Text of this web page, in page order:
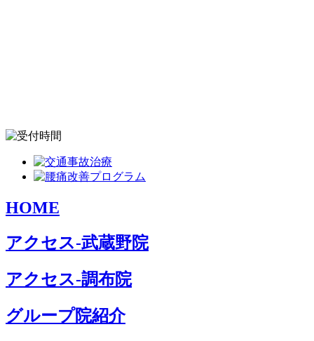
HOME
アクセス-武蔵野院
アクセス-調布院
グループ院紹介